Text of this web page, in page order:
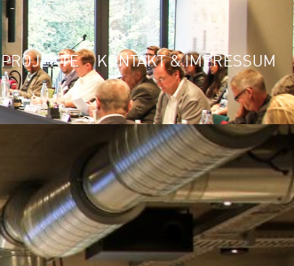
PROJEKTE KONTAKT & IMPRESSUM